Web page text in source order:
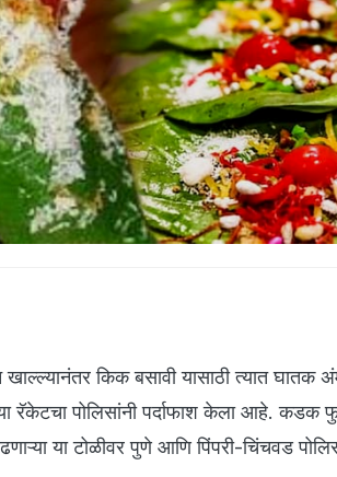
खाल्ल्यानंतर किक बसावी यासाठी त्यात घातक
रॅकेटचा पोलिसांनी पर्दाफाश केला आहे. कडक
या टोळीवर पुणे आणि पिंपरी-चिंचवड